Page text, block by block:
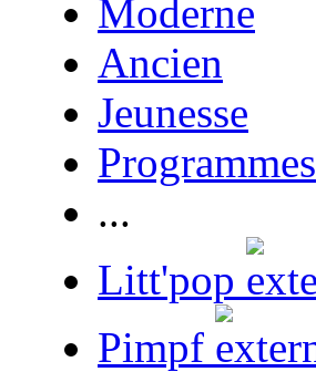
Moderne
Ancien
Jeunesse
Programmes
...
Litt'pop
Pimpf